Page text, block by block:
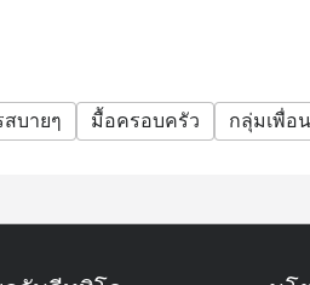
บายๆ มื้อครอบครัว กลุ่มเพื่อน